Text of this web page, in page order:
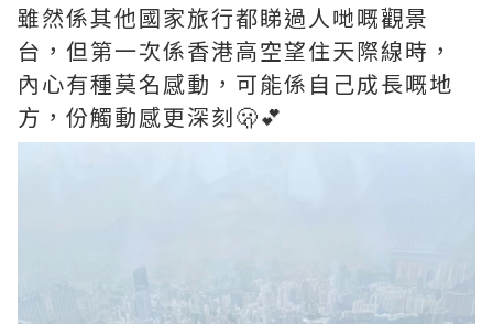
雖然係其他國家旅行都睇過人哋嘅觀景
台，但第一次係香港高空望住天際線時，
內心有種莫名感動，可能係自己成長嘅地
方，份觸動感更深刻🫢💕